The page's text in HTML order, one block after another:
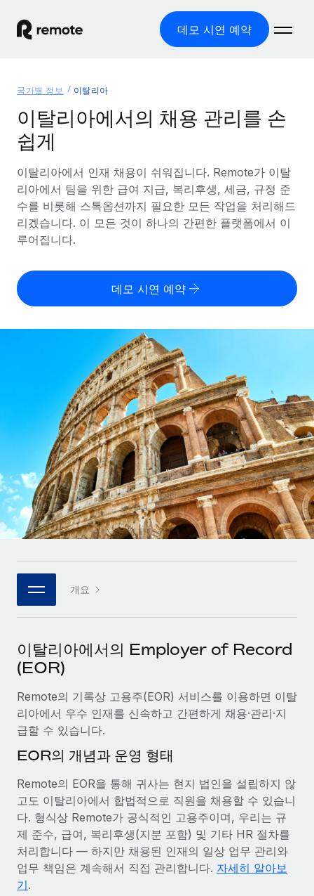
데모 시연 예약
글로벌 고용
글로벌 급여
규정을 준수하며 급여 지급을 손쉽게 처리
기록상 고용주(EOR)
법인 설립 비용 없이 전 세계로 사업을 확장
복잡한 고용 업무를 아웃소싱
Remote 통합
HR을 워크플로에 매끄럽게 통합
플랫폼
팀을 위한 통합된 핵심 HR 기능
연결 새로운
통합
핵심 비즈니스 도구로 프로세스를 간소화
전문가 상담
글로벌 인사 및 규정 준수 업무 처리에 전문가 지원 제공
신원 조사
채용 후보자 심사 프로세스 간소화
Compliance Watchtower
기기 관리
전 세계 IT 장비 제공 및 추적 관리
법인 설립
법인 설립을 빠르고 준법적으로 지원
솔루션
글로벌 서비스 제공
국가별 정보
국가별 글로벌 채용 지원 알아보기
미국 주별 정보
Remote와 다른 솔루션 비교
다른 업체들과 비교해보기
스타트업
성장하는 기업을 위한 민첩한 글로벌 HR 및 급여 솔루션
중견기업
맞춤형 HR 솔루션으로 팀 확장
엔터프라이즈
대기업을 위한 글로벌 HR
REMOTE 파트너 되기
플랫폼에 글로벌 HR을 유연하게 통합
Remote와의 파트너십 기회 탐색
Remote Build 곧 제공 예정
통합 및 AI 자동화 컨설팅
사례 연구
리소스
도구 및 계산기
오분류 리스크 평가 도구
국가별 총 인건비 계산
글로벌 계약직을 위한 통화 옵션과 지급 소요 시간 확인
REMOTE와 함께 배우기
리서치 및 가이드
사례 연구
HR 용어집
체크리스트 및 템플릿
직무 설명 라이브러리
이벤트
급여 및 인재 인사이트
인사이트 센터
지원받기
모든 리소스 보기
글로벌 급여
EOR 및 PEO
계약자 관리
요금
한국어
English
Español
Italiano
Português (Portugal)
한국어
로그인
국가별 정보 이탈리아
이탈리아에서의 채용 관리를 손
쉽게
이탈리아에서 인재 채용이 쉬워집니다. Remote가 이탈
리아에서 팀을 위한 급여 지급, 복리후생, 세금, 규정 준
수를 비롯해 스톡옵션까지 필요한 모든 작업을 처리해드
리겠습니다. 이 모든 것이 하나의 간편한 플랫폼에서 이
루어집니다.
데모 시연 예약
개요
이탈리아에서의 Employer of Record
(EOR)
Remote의 기록상 고용주(EOR) 서비스를 이용하면 이탈
리아에서 우수 인재를 신속하고 간편하게 채용·관리·지
급할 수 있습니다.
EOR의 개념과 운영 형태
Remote의 EOR을 통해 귀사는 현지 법인을 설립하지 않
고도 이탈리아에서 합법적으로 직원을 채용할 수 있습니
다. 형식상 Remote가 공식적인 고용주이며, 우리는 규
제 준수, 급여, 복리후생(지분 포함) 및 기타 HR 절차를
처리합니다 — 하지만 채용된 인재의 일상 업무 관리와
업무 책임은 계속해서 직접 관리합니다. 자세히 알아보
기.